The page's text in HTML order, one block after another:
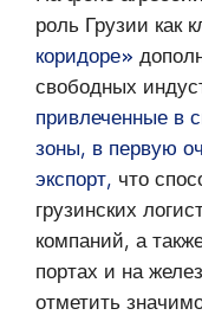
роль Грузии как
коридоре»
свободных
привлеченные в
зоны, в первую
экспорт, что
грузинских
компаний, а
портах и на
отметить